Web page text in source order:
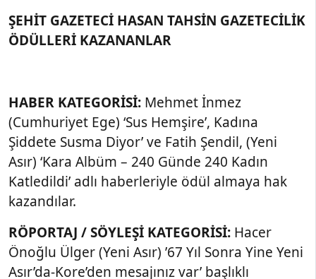
ŞEHİT GAZETECİ HASAN TAHSİN GAZETECİLİK
ÖDÜLLERİ KAZANANLAR
HABER KATEGORİSİ: Mehmet İnmez
(Cumhuriyet Ege) ‘Sus Hemşire’, Kadına
Şiddete Susma Diyor’ ve Fatih Şendil, (Yeni
Asır) ‘Kara Albüm – 240 Günde 240 Kadın
Katledildi’ adlı haberleriyle ödül almaya hak
kazandılar.
RÖPORTAJ / SÖYLEŞİ KATEGORİSİ: Hacer
Önoğlu Ülger (Yeni Asır) ’67 Yıl Sonra Yine Yeni
Asır’da-Kore’den mesajınız var’ başlıklı